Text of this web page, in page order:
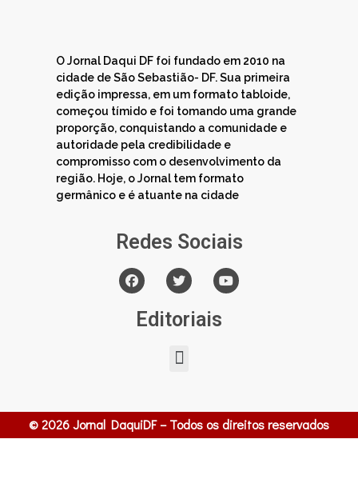
O Jornal Daqui DF foi fundado em 2010 na
cidade de São Sebastião- DF. Sua primeira
edição impressa, em um formato tabloide,
começou tímido e foi tomando uma grande
proporção, conquistando a comunidade e
autoridade pela credibilidade e
compromisso com o desenvolvimento da
região. Hoje, o Jornal tem formato
germânico e é atuante na cidade
Redes Sociais
Editoriais
© 2026 Jornal DaquiDF – Todos os direitos reservados